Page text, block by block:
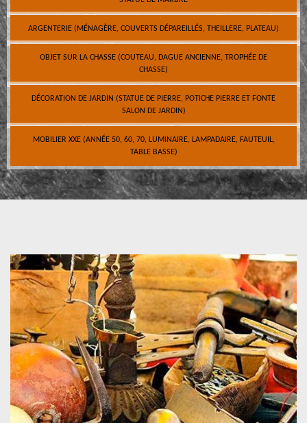
ARGENTERIE (MÉNAGÈRE, COUVERTS DÉPAREILLÉS, THEILLERE, PLATEAU)
OBJET SUR LA CHASSE (COUTEAU, DAGUE ANCIENNE, TROPHÉE DE
CHASSE)
DÉCORATION DE JARDIN (STATUE DE PIERRE, POTICHE PIERRE ET FONTE
SALON DE JARDIN)
MOBILIER XXE (ANNÉE 50, 60, 70, LUMINAIRE, LAMPADAIRE, FAUTEUIL,
TABLE BASSE)